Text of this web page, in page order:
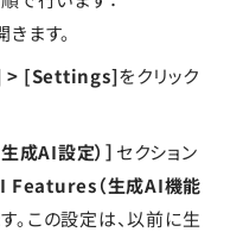
ます。
> [Settings]をクリック
AI設定）］ セクション
（生成AI機能
。この設定は、以前に生